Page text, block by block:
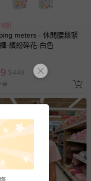
8折
meters - 休閒腰鬆緊
-繽紛碎花-白色
$449
架